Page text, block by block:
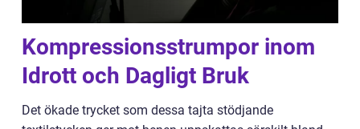
Kompressionsstrumpor inom
Idrott och Dagligt Bruk
Det ökade trycket som dessa tajta stödjande